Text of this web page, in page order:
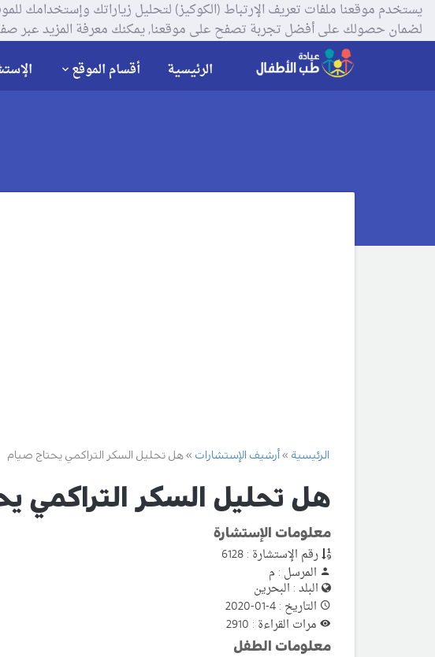
لضمان حصولك على أفضل تجربة تصفح على موقعنا, يمكنك معرفة المزيد عبر
الرئيسية أقسام الموقع
الرئيسية أرشيف الإستشارات هل تحليل السكر التراكمي يحتاج صيام
هل تحليل السكر التراكمي
معلومات الإستشارة
رقم الإستشارة : 6128
المرسل : م
البلد : البحرين
التاريخ : 4-01-2020
مرات القراءة : 2910
معلومات الطفل